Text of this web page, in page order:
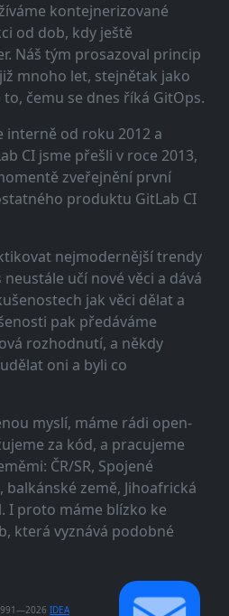
kontejnerizované
od dob, kdy ještě
Náš tým prosazoval princip
mnoho let, stejnětak jako
čemu se dnes říká GitOps.
interně od roku 2012 a
CI jsme přešli v roce 2013,
zveřejnění první
produktu GitLab CI
nejmodernější trendy
učí nové věci a dává
jak věci dělat a
pak předáváme
rozhodnutí, a někdy
oni a byli co
myslí, máme rádi open-
za kód, a pracujeme
ČR/SR, Spojené
balkánské země, Jihoafrická
I proto máme blízko ke
která vyznává podobné
IDEA